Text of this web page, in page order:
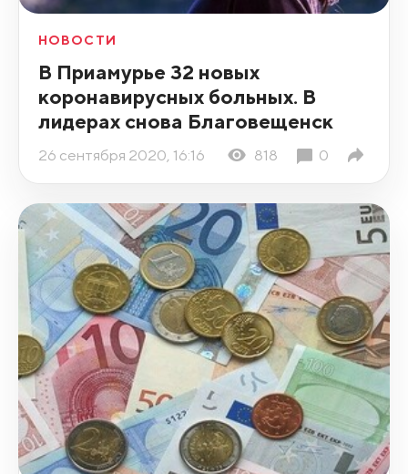
НОВОСТИ
В Приамурье 32 новых
коронавирусных больных. В
лидерах снова Благовещенск
26 сентября 2020, 16:16 818 0